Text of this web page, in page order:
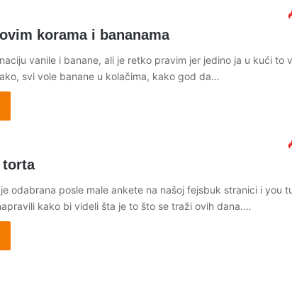
korama i bananama
vanile i banane, ali je retko pravim jer jedino ja u kući to
svi vole banane u kolačima, kako god da…
torta
odabrana posle male ankete na našoj fejsbuk stranici i you
kako bi videli šta je to što se traži ovih dana.…